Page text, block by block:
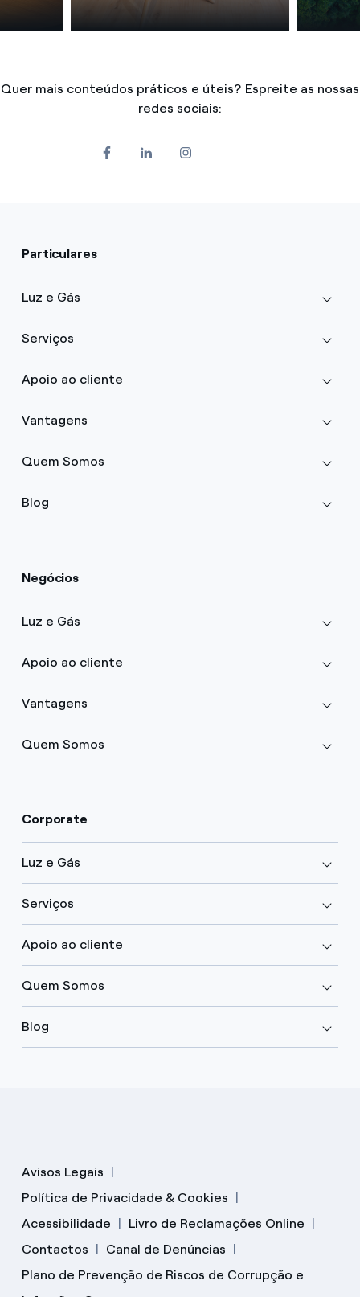
Quer mais conteúdos práticos e úteis? Espreite as nossas
redes sociais:
Particulares
Luz e Gás
Serviços
Apoio ao cliente
Vantagens
Quem Somos
Blog
Negócios
Luz e Gás
Apoio ao cliente
Vantagens
Quem Somos
Corporate
Luz e Gás
Serviços
Apoio ao cliente
Quem Somos
Blog
Avisos Legais
Política de Privacidade & Cookies
Acessibilidade
Livro de Reclamações Online
Contactos
Canal de Denúncias
Plano de Prevenção de Riscos de Corrupção e